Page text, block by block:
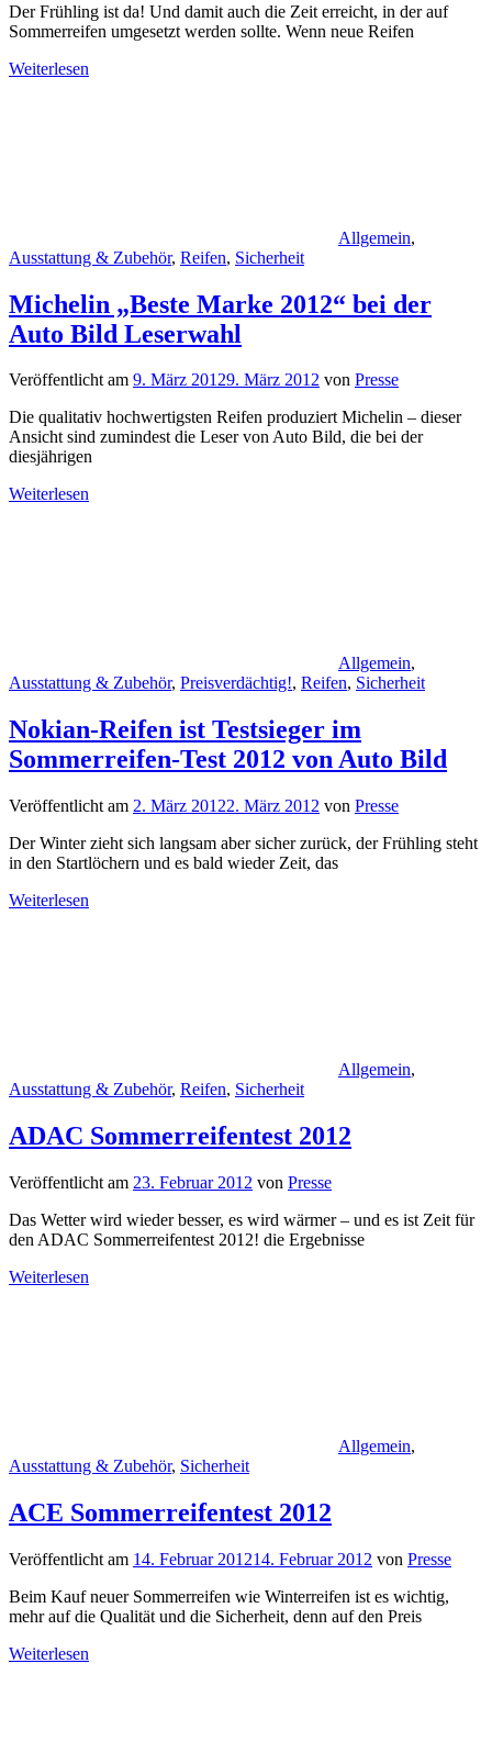
Der Frühling ist da! Und damit auch die Zeit erreicht, in der auf
Sommerreifen umgesetzt werden sollte. Wenn neue Reifen
Weiterlesen
Allgemein,
Ausstattung & Zubehör, Reifen, Sicherheit
Michelin „Beste Marke 2012“ bei der
Auto Bild Leserwahl
Veröffentlicht am 9. März 20129. März 2012 von Presse
Die qualitativ hochwertigsten Reifen produziert Michelin – dieser
Ansicht sind zumindest die Leser von Auto Bild, die bei der
diesjährigen
Weiterlesen
Allgemein,
Ausstattung & Zubehör, Preisverdächtig!, Reifen, Sicherheit
Nokian-Reifen ist Testsieger im
Sommerreifen-Test 2012 von Auto Bild
Veröffentlicht am 2. März 20122. März 2012 von Presse
Der Winter zieht sich langsam aber sicher zurück, der Frühling steht
in den Startlöchern und es bald wieder Zeit, das
Weiterlesen
Allgemein,
Ausstattung & Zubehör, Reifen, Sicherheit
ADAC Sommerreifentest 2012
Veröffentlicht am 23. Februar 2012 von Presse
Das Wetter wird wieder besser, es wird wärmer – und es ist Zeit für
den ADAC Sommerreifentest 2012! die Ergebnisse
Weiterlesen
Allgemein,
Ausstattung & Zubehör, Sicherheit
ACE Sommerreifentest 2012
Veröffentlicht am 14. Februar 201214. Februar 2012 von Presse
Beim Kauf neuer Sommerreifen wie Winterreifen ist es wichtig,
mehr auf die Qualität und die Sicherheit, denn auf den Preis
Weiterlesen